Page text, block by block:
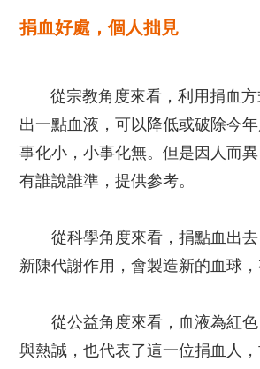
捐血好處，個人拙見
從宗教角度來看，利用捐血方
出一點血液，可以降低或破除今
事化小，小事化無。但是因人而
有誰說誰準，提供參考。
從科學角度來看，捐點血出去
新陳代謝作用，會製造新的血球，
從公益角度來看，血液為紅色
與熱誠，也代表了這一位捐血人